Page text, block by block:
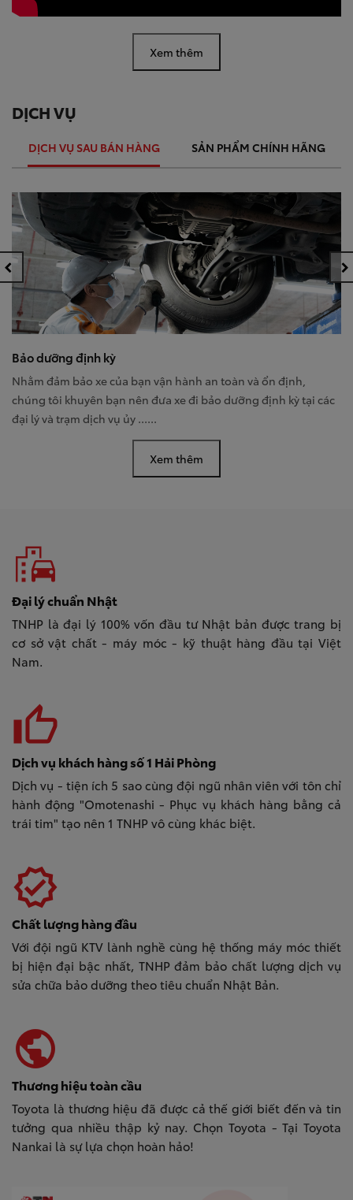
Xem thêm
DỊCH VỤ
DỊCH VỤ SAU BÁN HÀNG SẢN PHẨM CHÍNH HÃNG
Bảo dưỡng định kỳ
Nhằm đảm bảo xe của bạn vận hành an toàn và ổn định,
chúng tôi khuyên bạn nên đưa xe đi bảo dưỡng định kỳ tại các
đại lý và trạm dịch vụ ủy ......
Xem thêm
emoji_transportation
Đại lý chuẩn Nhật
TNHP là đại lý 100% vốn đầu tư Nhật bản được trang bị
cơ sở vật chất - máy móc - kỹ thuật hàng đầu tại Việt
Nam.
thumb_up_alt
Dịch vụ khách hàng số 1 Hải Phòng
Dịch vụ - tiện ích 5 sao cùng đội ngũ nhân viên với tôn chỉ
hành động "Omotenashi - Phục vụ khách hàng bằng cả
trái tim" tạo nên 1 TNHP vô cùng khác biệt.
verified
Chất lượng hàng đầu
Với đội ngũ KTV lành nghề cùng hệ thống máy móc thiết
bị hiện đại bậc nhất, TNHP đảm bảo chất lượng dịch vụ
sửa chữa bảo dưỡng theo tiêu chuẩn Nhật Bản.
public
Thương hiệu toàn cầu
Toyota là thương hiệu đã được cả thế giới biết đến và tin
tưởng qua nhiều thập kỷ nay. Chọn Toyota - Tại Toyota
Nankai là sự lựa chọn hoàn hảo!